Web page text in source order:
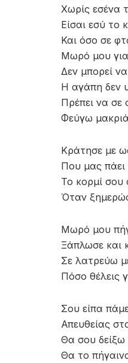
Χωρίς εσένα
Είσαι εσύ το
Και όσο σε
Μωρό μου
Δεν μπορεί
Η αγάπη δεν
Πρέπει να σε
Φεύγω
Kράτησε με
Που μας
Το κορμί σου
Όταν
Μωρό μου
Ξάπλωσε και
Σε λατρεύω
Πόσο θέλεις
Σου είπα
Απευθείας
Θα σου
Θα το